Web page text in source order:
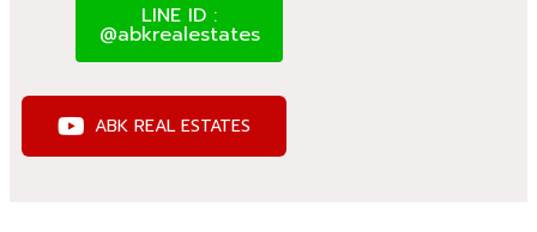
LINE ID :
@abkrealestates
ABK REAL ESTATES